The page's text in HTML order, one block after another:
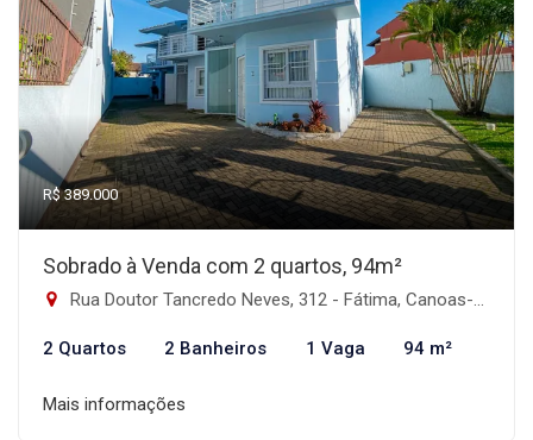
R$ 389.000
Sobrado à Venda com 2 quartos, 94m²
Rua Doutor Tancredo Neves, 312 - Fátima, Canoas-RS
2 Quartos 2 Banheiros 1 Vaga 94 m²
Mais informações